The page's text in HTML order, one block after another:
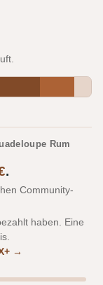
Rum
.
Community-
haben. Eine
→